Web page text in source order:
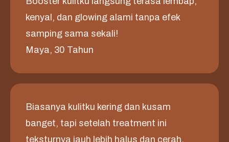
kenyal, dan glowing alami tanpa efek
samping sama sekali!
Maya, 30 Tahun
Biasanya kulitku kering dan kusam
banget, tapi setelah treatment ini
teksturnya jauh lebih halus dan cerah.